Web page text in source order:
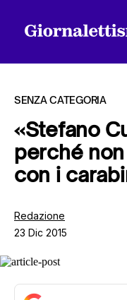
Tutti gli articoli
Chi siamo
Contatti
SENZA CATEGORIA
«Stefano
perché
con i
Redazione
23 Dic 2015